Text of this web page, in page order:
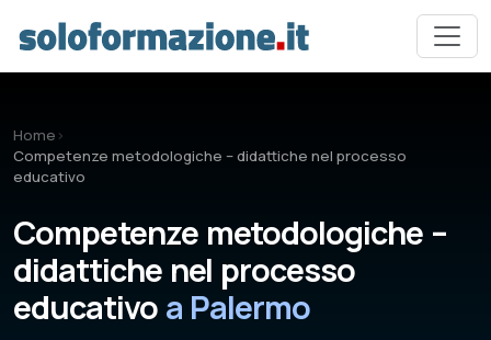
Home ›
Competenze metodologiche – didattiche nel processo
educativo
Competenze metodologiche –
didattiche nel processo
educativo a Palermo